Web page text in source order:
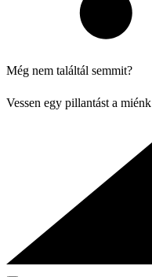
Még nem találtál semmit?
Vessen egy pillantást a miénk